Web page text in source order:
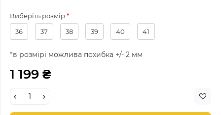
Виберіть розмір
36
37 38 39 40 41
*в розмірі можлива похибка +/- 2 мм
1 199 ₴